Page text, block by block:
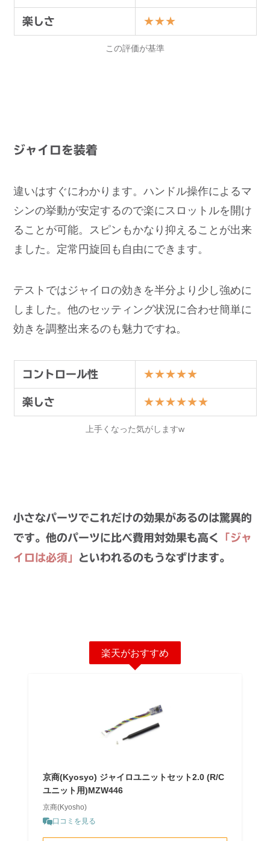
楽しさ ★★★
この評価が基準
ジャイロを装着
違いはすぐにわかります。ハンドル操作によるマ
シンの挙動が安定するので楽にスロットルを開け
ることが可能。スピンもかなり抑えることが出来
ました。定常円旋回も自由にできます。
テストではジャイロの効きを半分より少し強めに
しました。他のセッティング状況に合わせ簡単に
効きを調整出来るのも魅力ですね。
コントロール性 ★★★★★
楽しさ ★★★★★★
上手くなった気がしますw
小さなパーツでこれだけの効果があるのは驚異的
です。他のパーツに比べ費用対効果も高く
「ジャ
イロは必須」 といわれるのもうなずけます。
楽天がおすすめ
京商(Kyosyo) ジャイロユニットセット2.0 (R/C
ユニット用)MZW446
京商(Kyosho)
口コミを見る